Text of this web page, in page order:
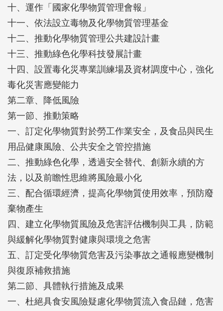
十、運作「國家化學物質管理會報」
十一、依法設立毒物及化學物質管理基金
十二、推動化學物質管理公共建設計畫
十三、推動綠色化學科技發展計畫
十四、設置毒化災專業訓練場及資材調度中心，強化
毒化災害應變能力
第二章、降低風險
第一節、推動策略
一、訂定化學物質對於勞工作業安全，及食品與民生
用品健康風險、公共安全之管控措施
二、推動綠色化學，透過安全替代、創新永續的方
法，以及前瞻性思維將風險最小化
三、配合循環經濟，提高化學物質使用效率，預防廢
棄物產生
四、建立化學物質風險及危害評估機制與工具，防範
與緩解化學物質對健康與環境之危害
五、訂定受化學物質危害及污染事故之通報應變機制
與復原補救措施
第二節、具體執行措施及成果
一、杜絕具食安風險疑慮化學物質流入食品鏈，危害